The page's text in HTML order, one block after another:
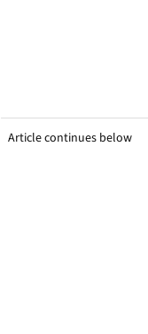
Article continues below